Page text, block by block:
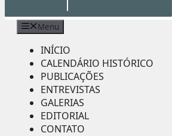
Menu
INÍCIO
CALENDÁRIO HISTÓRICO
PUBLICAÇÕES
ENTREVISTAS
GALERIAS
EDITORIAL
CONTATO